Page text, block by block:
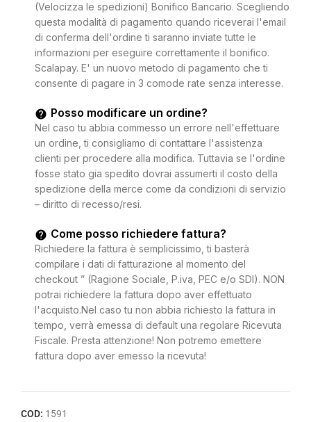
(Velocizza le spedizioni) Bonifico Bancario. Scegliendo
questa modalità di pagamento quando riceverai l'email
di conferma dell'ordine ti saranno inviate tutte le
informazioni per eseguire correttamente il bonifico.
Scalapay. E' un nuovo metodo di pagamento che ti
consente di pagare in 3 comode rate senza interesse.
Posso modificare un ordine?
Nel caso tu abbia commesso un errore nell'effettuare
un ordine, ti consigliamo di contattare l'assistenza
clienti per procedere alla modifica. Tuttavia se l'ordine
fosse stato gia spedito dovrai assumerti il costo della
spedizione della merce come da condizioni di servizio
– diritto di recesso/resi.
Come posso richiedere fattura?
Richiedere la fattura è semplicissimo, ti basterà
compilare i dati di fatturazione al momento del
checkout ” (Ragione Sociale, P.iva, PEC e/o SDI). NON
potrai richiedere la fattura dopo aver effettuato
l'acquisto.Nel caso tu non abbia richiesto la fattura in
tempo, verrà emessa di default una regolare Ricevuta
Fiscale. Presta attenzione! Non potremo emettere
fattura dopo aver emesso la ricevuta!
COD: 1591